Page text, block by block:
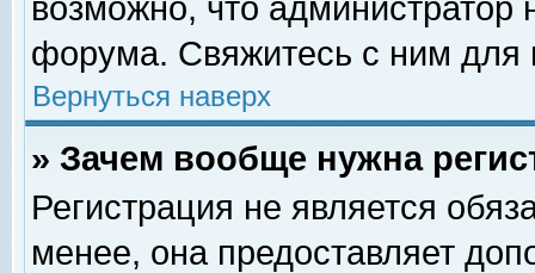
возможно, что
форума. Свяжитесь с ним для
Вернуться наверх
» Зачем вообще нужна
Регистрация не является
менее, она предоставляет